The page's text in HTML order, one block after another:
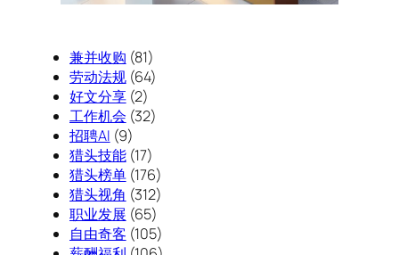
兼并收购 (81)
劳动法规(64)
好文分享(2)
工作机会 (32)
招聘AI (9)
猎头技能(17)
猎头榜单(176)
猎头视角 (312)
职业发展 (65)
自由奇客 (105)